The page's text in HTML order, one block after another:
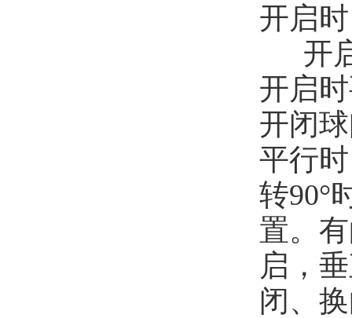
开启
开
开启
开闭
平行
转90°
置。
启，
闭、